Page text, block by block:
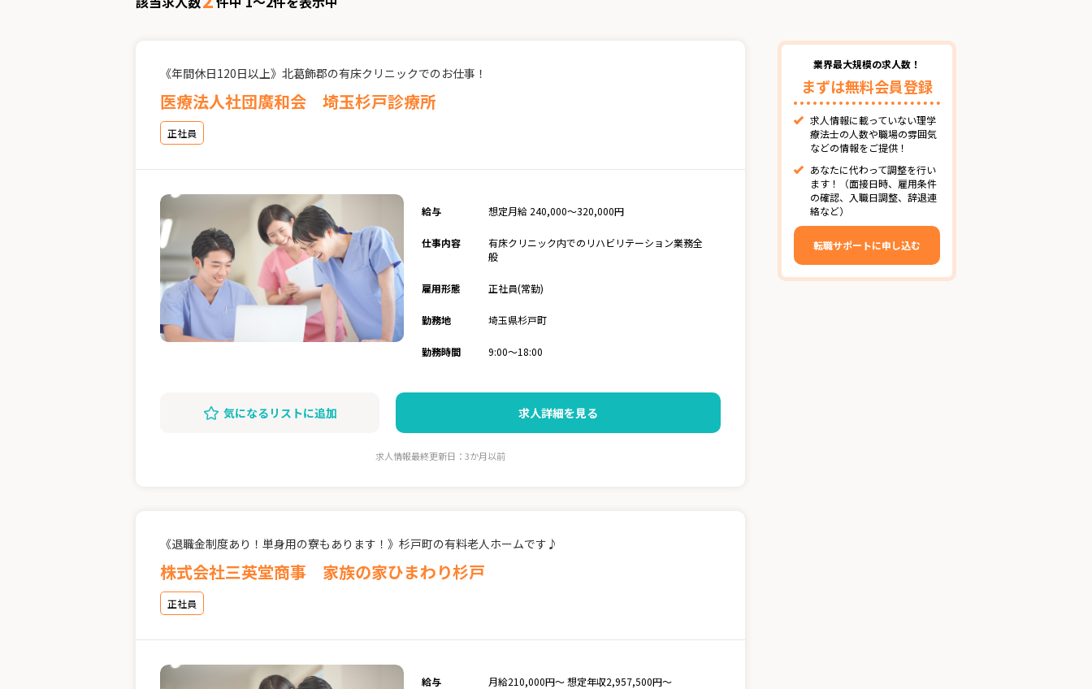
《年間休日120日以上》北葛飾郡の有床クリニックでのお仕事！
医療法人社団廣和会 埼玉杉戸診療所
正社員
給与 想定月給 240,000～320,000円
仕事内容
有床クリニック内でのリハビリテーション業務全
般
雇用形態 正社員(常勤)
勤務地 埼玉県杉戸町
勤務時間 9:00～18:00
気になるリストに追加 求人詳細を見る
求人情報最終更新日：3か月以前
《退職金制度あり！単身用の寮もあります！》杉戸町の有料老人ホームです♪
株式会社三英堂商事 家族の家ひまわり杉戸
正社員
給与 月給210,000円～ 想定年収2,957,500円～
業界最大規模の求人数！
まずは無料会員登録
求人情報に載っていない理学
療法士の人数や職場の雰囲気
などの情報をご提供！
あなたに代わって調整を行い
ます！（面接日時、雇用条件
の確認、入職日調整、辞退連
絡など）
転職サポートに申し込む